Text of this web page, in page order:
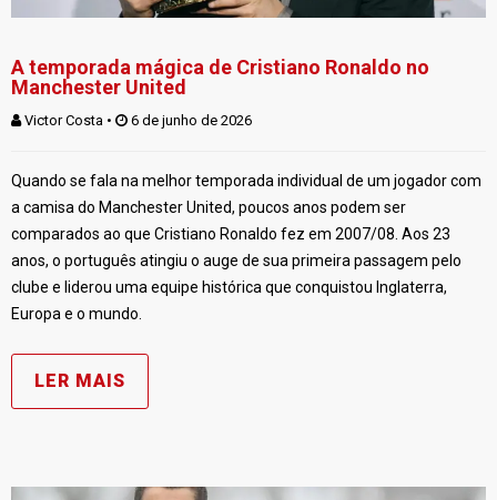
A temporada mágica de Cristiano Ronaldo no
Manchester United
Victor Costa • 6 de junho de 2026
Quando se fala na melhor temporada individual de um jogador com
a camisa do Manchester United, poucos anos podem ser
comparados ao que Cristiano Ronaldo fez em 2007/08. Aos 23
anos, o português atingiu o auge de sua primeira passagem pelo
clube e liderou uma equipe histórica que conquistou Inglaterra,
Europa e o mundo.
LER MAIS